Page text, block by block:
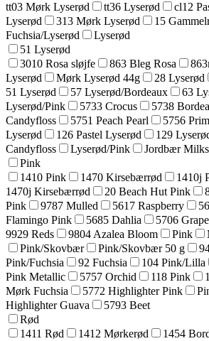
tt03 Mørk Lyserød
tt36 Lyserød cl12
Lyserød
313 Mørk Lyserød 15
Fuchsia/Lyserød
Lyserød
51 Lyserød
3010 Rosa sløjfe
863 Bleg Rosa
Lyserød
Mørk Lyserød 44g 28 Lyserød
51 Lyserød
57 Lyserød/Bordeaux 63
Lyserød/Pink
5733 Crocus 5738
Candyfloss
5751 Peach Pearl 5756
Lyserød
126 Pastel Lyserød 129
Candyfloss
Lyserød/Pink
Jordbær
Pink
1410 Pink
1470 Kirsebærrød
1410j
1470j Kirsebærrød
20 Beach Hut Pink
Pink
9787 Mulled 5617 Raspberry
Flamingo Pink
5685 Dahlia 5706
9929 Reds
9804 Azalea Bloom Pink
Pink/Skovbær
Pink/Skovbær 50 g
Pink/Fuchsia
92 Fuchsia 104 Pink/Lilla
Pink Metallic
5757 Orchid 118 Pink
Mørk Fuchsia
5772 Highlighter Pink
Highlighter Guava
5793 Beet
Rød
1411 Rød
1412 Mørkerød 1454